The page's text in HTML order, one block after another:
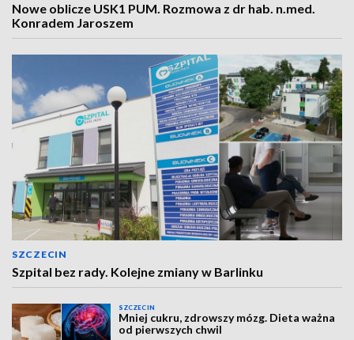
Nowe oblicze USK1 PUM. Rozmowa z dr hab. n.med.
Konradem Jaroszem
SZCZECIN
Szpital bez rady. Kolejne zmiany w Barlinku
SZCZECIN
Mniej cukru, zdrowszy mózg. Dieta ważna
od pierwszych chwil